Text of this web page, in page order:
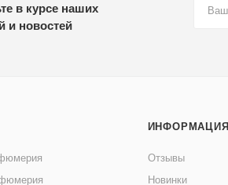
в курсе наших
и новостей
ИНФОРМАЦИЯ
Отзывы
Новинки